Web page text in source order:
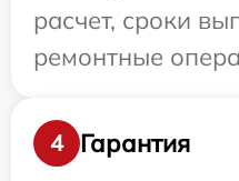
расчет, сроки
ремонтные
4
Гарантия